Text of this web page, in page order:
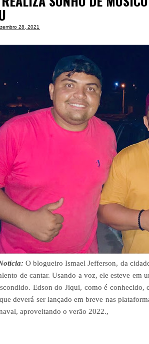
28, 2021
O blogueiro Ismael Jefferson, da
de cantar. Usando a voz, ele esteve em
Edson do Jiqui, como é
deverá ser lançado em breve nas
aproveitando o verão 2022.,